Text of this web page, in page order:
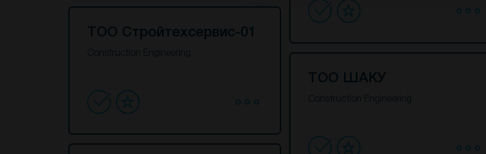
ТОО Стройтехсервис-01
Construction Engineering
ТОО ШАКУ
Construction Engineering